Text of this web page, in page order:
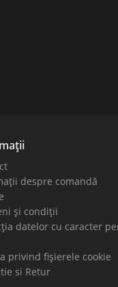
despre comandă
și condiții
datelor cu caracter
privind fișierele cookie
si Retur